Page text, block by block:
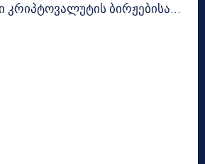
კრიპტოვალუტის ბირჟებისა...